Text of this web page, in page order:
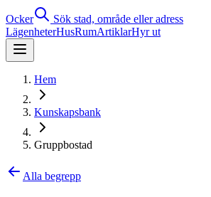
Ocker
Sök stad, område eller adress
LägenheterHusRumArtiklarHyr ut
Hem
Kunskapsbank
Gruppbostad
Alla begrepp